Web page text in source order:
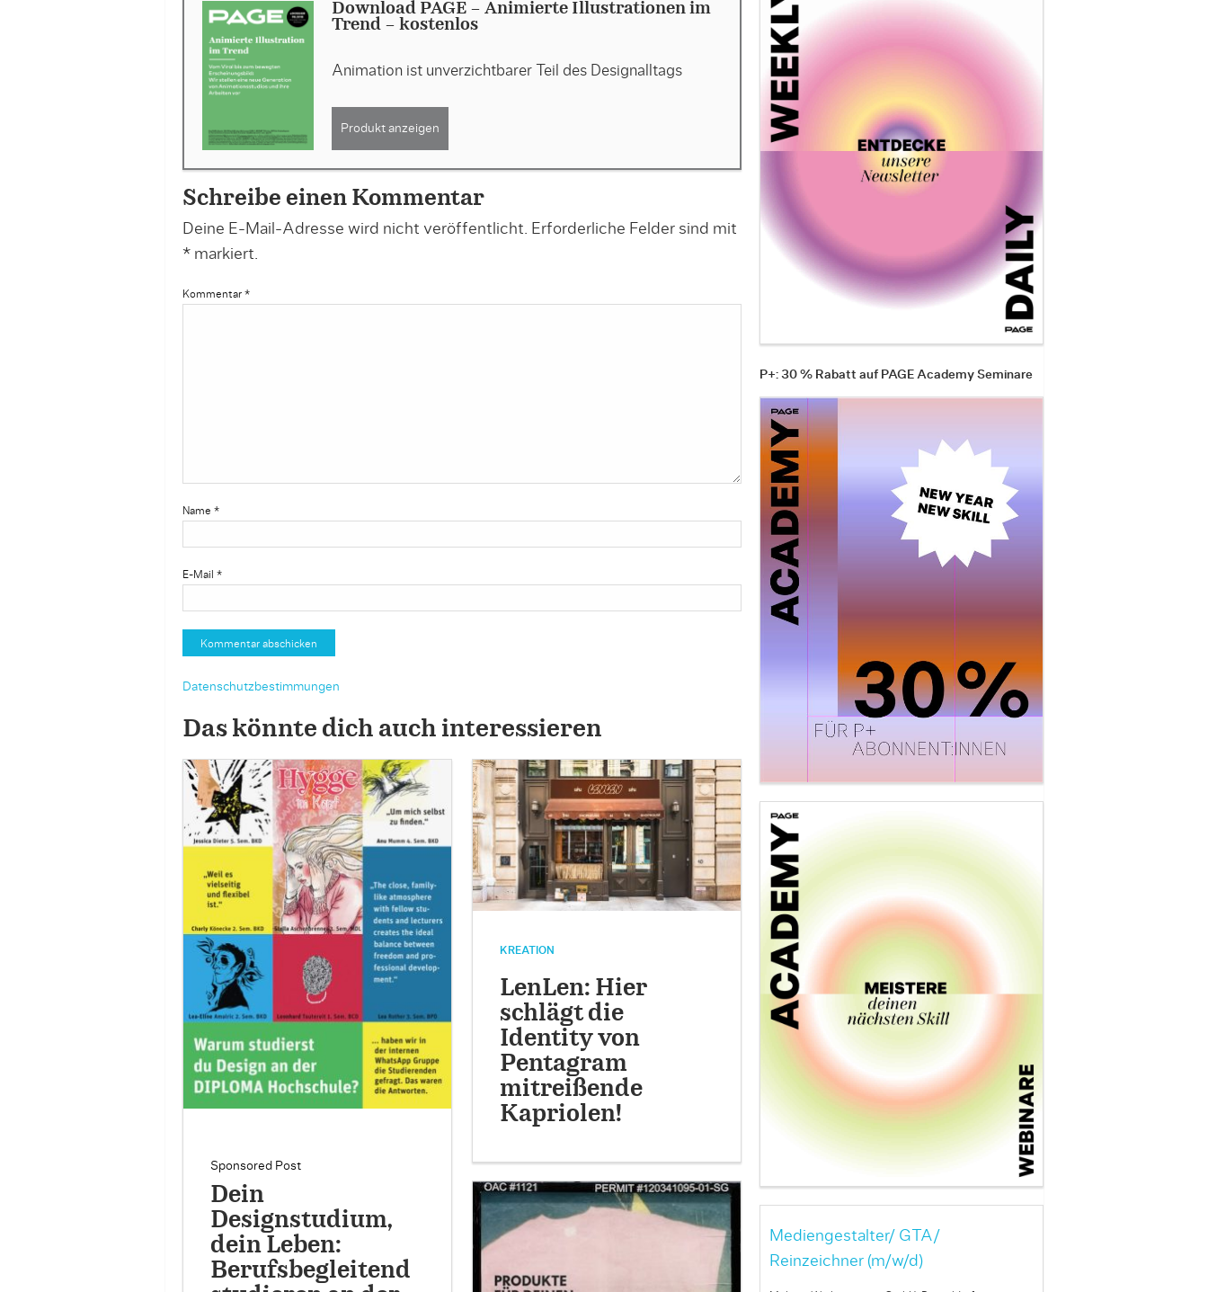
Download PAGE - Animierte Illustrationen im
Trend - kostenlos
Animation ist unverzichtbarer Teil des Designalltags
Produkt anzeigen
Schreibe einen Kommentar
Deine E-Mail-Adresse wird nicht veröffentlicht. Erforderliche Felder sind mit
*markiert.
Kommentar *
Name *
E-Mail *
Datenschutzbestimmungen
Das könnte dich auch interessieren
Sponsored Post
Dein
Designstudium,
dein Leben:
Berufsbegleitend
KREATION
LenLen: Hier
schlägt die
Identity von
Pentagram
mitreißende
Kapriolen!
P+: 30 % Rabatt auf PAGE Academy Seminare
Mediengestalter/ GTA/
Reinzeichner (m/w/d)